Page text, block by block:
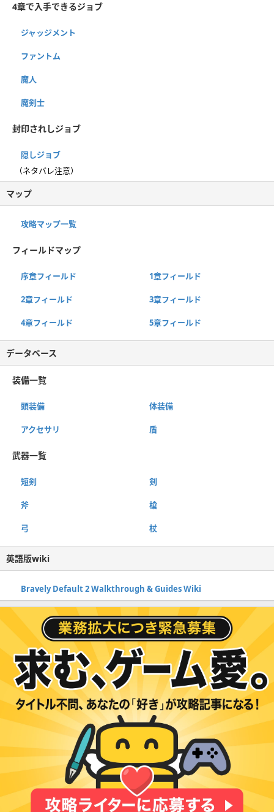
4章で入手できるジョブ
ジャッジメント
ファントム
魔人
魔剣士
封印されしジョブ
隠しジョブ
（ネタバレ注意）
マップ
攻略マップ一覧
フィールドマップ
序章フィールド 1章フィールド
2章フィールド 3章フィールド
4章フィールド 5章フィールド
データベース
装備一覧
頭装備 体装備
アクセサリ 盾
武器一覧
短剣 剣
斧 槍
弓 杖
英語版wiki
Bravely Default 2 Walkthrough & Guides Wiki